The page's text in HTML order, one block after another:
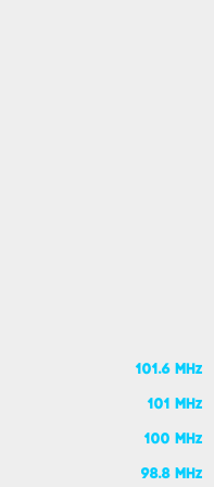
101.6 MHz
101 MHz
100 MHz
98.8 MHz